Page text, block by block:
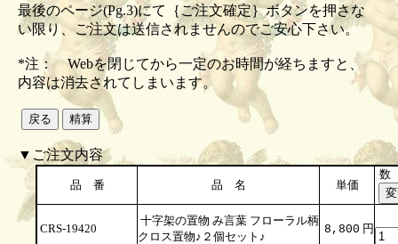
最後のページ(Pg.3)にて｛ご注文確定｝ボタンを押さな
い限り、ご注文は送信されませんのでご安心下さい。
*注： Webを閉じてから一定のお時間が経ちますと、
内容は消去されてしまいます。
▼ご注文内容
品 番 品 名 単価
数
CRS-19420
十字架の置物 み言葉 フローラル柄
クロス置物♪２個セット♪
8,800 円